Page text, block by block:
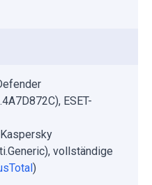
ESET-
vollständige
)